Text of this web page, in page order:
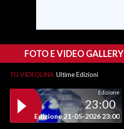
STOREFOTO E VIDEO GALLERY
TG VIDEOLINA Ultime Edizioni
Edizione
23:00
Edizione 21-05-2026 23:00